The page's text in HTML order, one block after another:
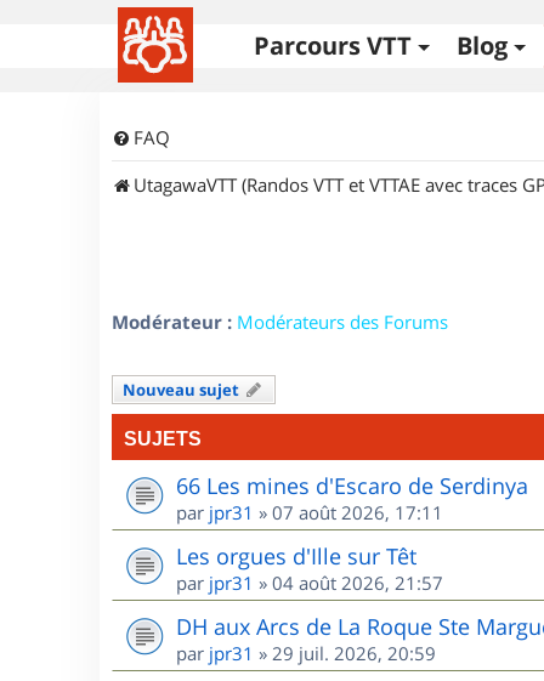
Parcours VTT Blog
FAQ
UtagawaVTT (Randos VTT et VTTAE avec traces
Modérateur : Modérateurs des Forums
Nouveau sujet
SUJETS
66 Les mines d'Escaro de Serdinya
par jpr31 » 07 août 2026, 17:11
Les orgues d'Ille sur Têt
par jpr31 » 04 août 2026, 21:57
DH aux Arcs de La Roque Ste
par jpr31 » 29 juil. 2026, 20:59